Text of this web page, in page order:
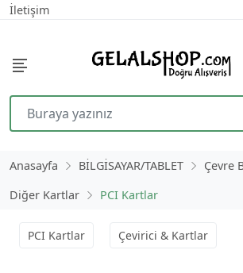
İletişim
Anasayfa BİLGİSAYAR/TABLET
Çevre
Diğer Kartlar
PCI Kartlar
PCI Kartlar Çevirici & Kartlar